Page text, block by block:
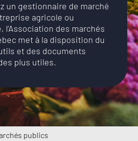
un gestionnaire de marché
agricole ou
l’Association des marchés
met à la disposition du
et des documents
plus utiles.
publics